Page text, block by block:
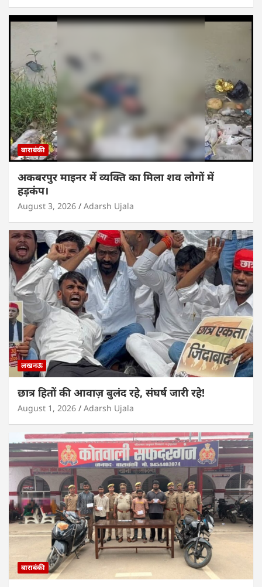
बाराबंकी
अकबरपुर माइनर में व्यक्ति का मिला शव लोगों में
हड़कंप।
August 3, 2026 Adarsh Ujala
लखनऊ
छात्र हितों की आवाज़ बुलंद रहे, संघर्ष जारी रहे!
August 1, 2026 Adarsh Ujala
बाराबंकी